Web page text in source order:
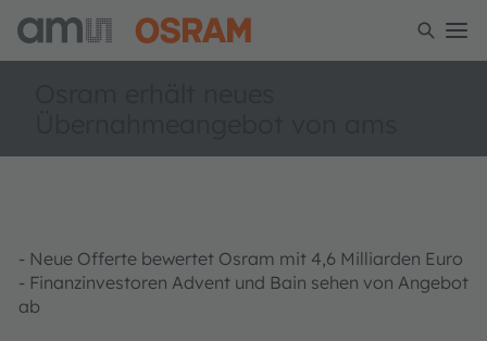
- Neue Offerte bewertet Osram mit 4,6 Milliarden Euro
- Finanzinvestoren Advent und Bain sehen von Angebot
ab